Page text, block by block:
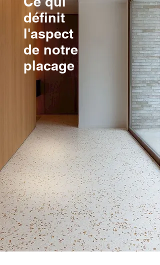
définit
l'aspect
de notre
placage